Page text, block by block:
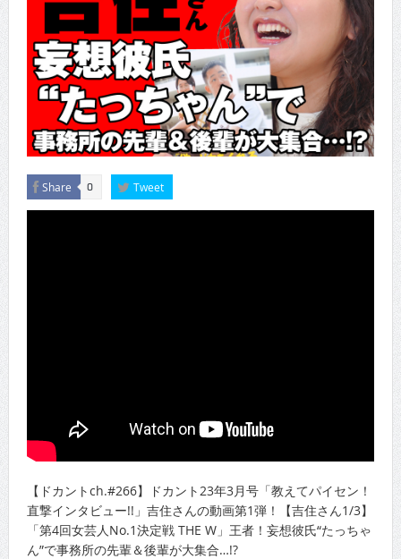
Share 0 Tweet
【ドカントch.#266】ドカント23年3月号「教えてパイセン！
直撃インタビュー!!」吉住さんの動画第1弾！【吉住さん1/3】
「第4回女芸人No.1決定戦 THE W」王者！妄想彼氏“たっちゃ
ん”で事務所の先輩＆後輩が大集合…!?